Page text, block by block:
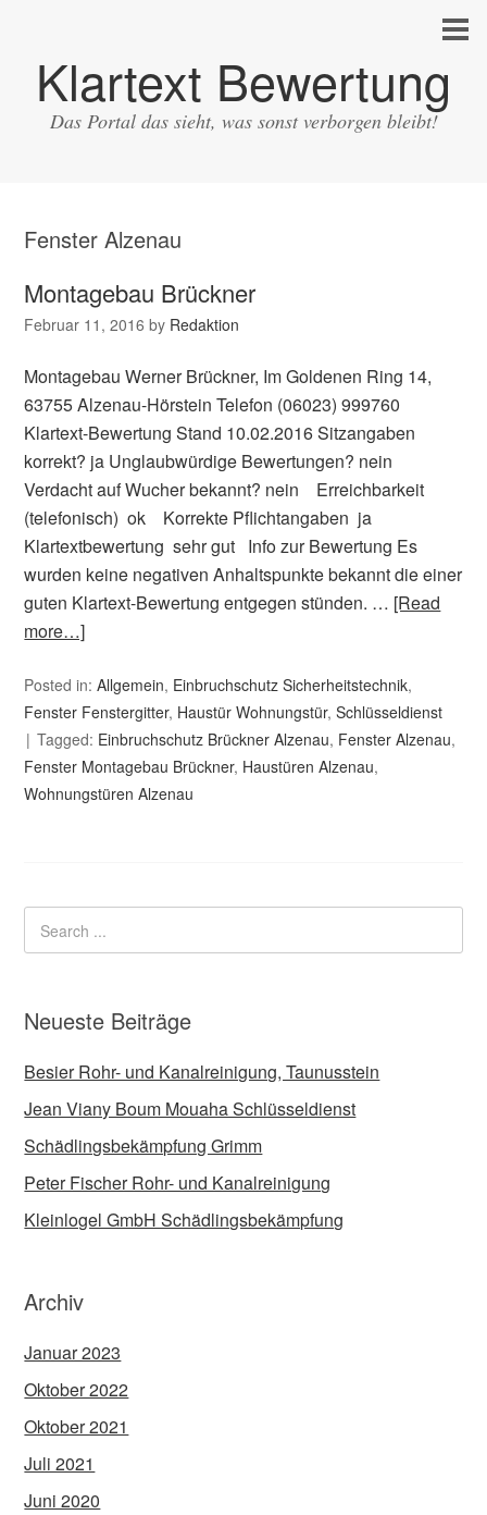
Klartext Bewertung
Das Portal das sieht, was sonst verborgen bleibt!
Fenster Alzenau
Montagebau Brückner
Februar 11, 2016 by Redaktion
Montagebau Werner Brückner, Im Goldenen Ring 14,
63755 Alzenau-Hörstein Telefon (06023) 999760
Klartext-Bewertung Stand 10.02.2016 Sitzangaben
korrekt? ja Unglaubwürdige Bewertungen? nein
Verdacht auf Wucher bekannt? nein Erreichbarkeit
(telefonisch) ok Korrekte Pflichtangaben ja
Klartextbewertung sehr gut Info zur Bewertung Es
wurden keine negativen Anhaltspunkte bekannt die einer
guten Klartext-Bewertung entgegen stünden. … [Read
more…]
Posted in:Allgemein, Einbruchschutz Sicherheitstechnik,
Fenster Fenstergitter, Haustür Wohnungstür,Schlüsseldienst
Tagged: Einbruchschutz Brückner Alzenau, Fenster Alzenau,
Fenster Montagebau Brückner, Haustüren Alzenau,
Wohnungstüren Alzenau
Neueste Beiträge
Besier Rohr- und Kanalreinigung, Taunusstein
Jean Viany Boum Mouaha Schlüsseldienst
Schädlingsbekämpfung Grimm
Peter Fischer Rohr- und Kanalreinigung
Kleinlogel GmbH Schädlingsbekämpfung
Archiv
Januar 2023
Oktober 2022
Oktober 2021
Juli 2021
Juni 2020